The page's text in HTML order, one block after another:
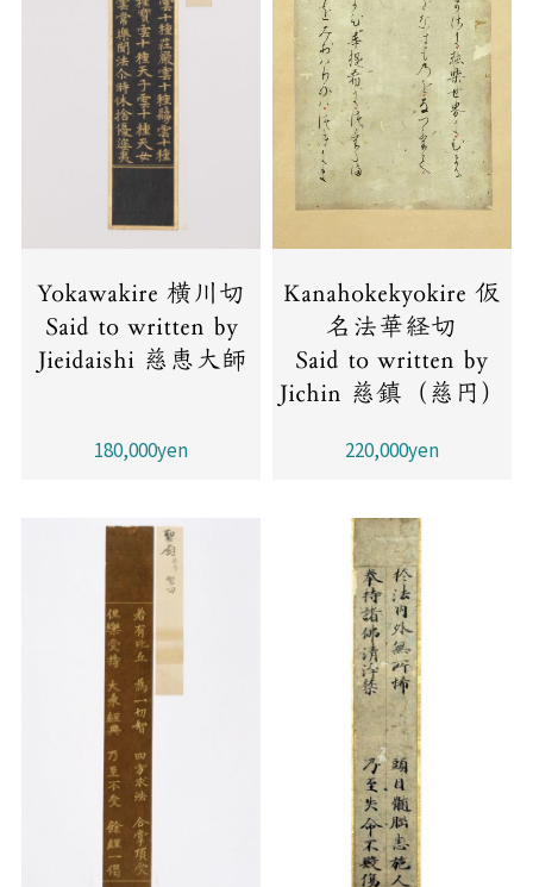
Yokawakire 横川切
Said to written by
Jieidaishi 慈恵大師
180,000yen
Kanahokekyokire 仮
名法華経切
Said to written by
Jichin 慈鎮（慈円）
220,000yen